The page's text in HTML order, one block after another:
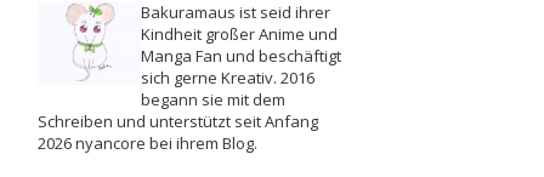
Bakuramaus ist seid ihrer
Kindheit großer Anime und
Manga Fan und beschäftigt
sich gerne Kreativ. 2016
begann sie mit dem
Schreiben und unterstützt seit Anfang
2026 nyancore bei ihrem Blog.